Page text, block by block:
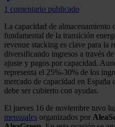
1 comentario publicado
La capacidad de almacenamiento
fundamental de la transición
revenue stacking es clave para la
diversificando ingresos a través
ajuste y pagos por capacidad.
representa el 25%‑30% de los
mercado de capacidad en España
debe ser cubierto con ayudas.
El jueves 16 de noviembre tuvo
mensuales organizados por